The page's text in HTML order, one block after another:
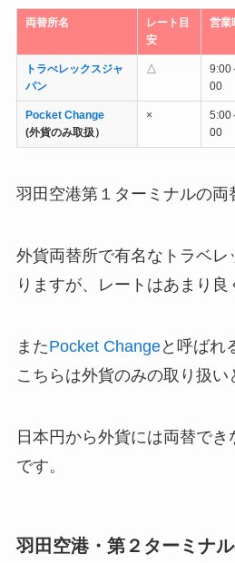
両替所名
レート目
安
営業
トラべレックスジャ
パン
△
9:00
00
Pocket Change
(外貨のみ取扱）
×
5:00
00
羽田空港第１ターミナルの両
外貨両替所で有名なトラベレ
りますが、レートはあまり良
またPocket Changeと呼ばれ
こちらは外貨のみの取り扱い
日本円から外貨には両替で
です。
羽田空港・第２ターミナ